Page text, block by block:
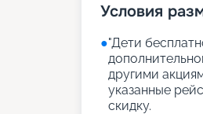
Условия
●"Дети
другими
указанные
скидку.